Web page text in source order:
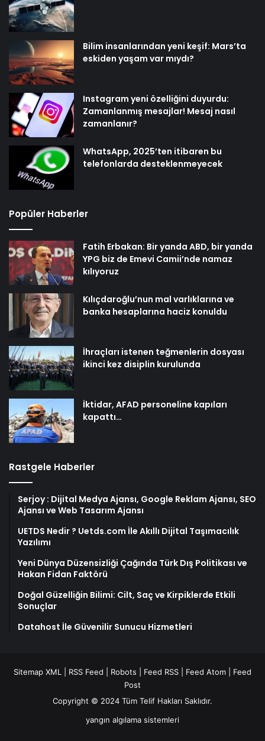
Bilim insanlarından yeni keşif: Mars’ta
eskiden yaşam var mıydı?
Instagram yeni özelliğini duyurdu:
Zamanlanmış mesajlar! Mesaj nasıl
zamanlanır?
WhatsApp, 2025’ten itibaren bu
telefonlarda desteklenmeyecek
Popüler Haberler
Fatih Erbakan: Bir yanda ABD, bir yanda
YPG biz de Emevi Camii’nde namaz
kılıyoruz
Kılıçdaroğlu’nun mal varlıklarına ve
banka hesaplarına haciz konuldu
İhraçları istenen teğmenlerin dosyası
ikinci kez disiplin kurulunda
İktidar, AFAD personeline kapıları
kapattı…
Rastgele Haberler
Serjoy : Dijital Medya Ajansı, Google Reklam Ajansı, SEO
Ajansı ve Web Tasarım Ajansı
UETDS Nedir ? Uetds.com İle Akıllı Dijital Taşımacılık
Yazılımı
Yeni Dünya Düzensizliği Çağında Türk Dış Politikası ve
Hakan Fidan Faktörü
Doğal Güzelliğin Bilimi: Cilt, Saç ve Kirpiklerde Etkili
Sonuçlar
Datahost İle Güvenilir Sunucu Hizmetleri
Sitemap XML RSS Feed Robots Feed RSS Feed Atom
Feed
Post
Copyright © 2024 Tüm Telif Hakları Saklıdır.
yangın algılama sistemleri